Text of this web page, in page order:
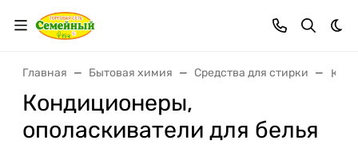
Главная Бытовая химия Средства для стирки
Кондиционеры,
ополаскиватели для белья